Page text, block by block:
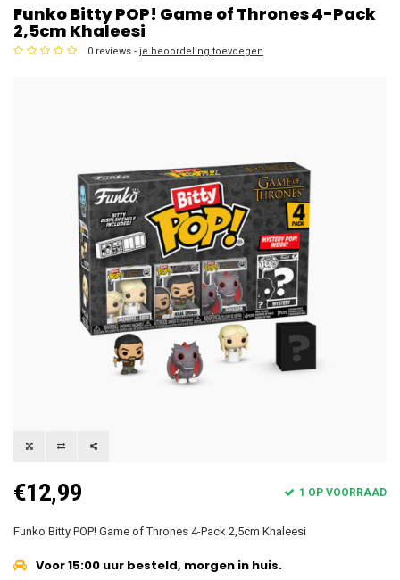
Funko Bitty POP! Game of Thrones 4-Pack
2,5cm Khaleesi
0 reviews - je beoordeling toevoegen
€12,99 1 OP VOORRAAD
Funko Bitty POP! Game of Thrones 4-Pack 2,5cm Khaleesi
Voor 15:00 uur besteld, morgen in huis.